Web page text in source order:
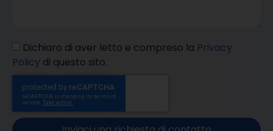
Dichiaro di aver letto e compreso la Privacy
Policy di questo sito.